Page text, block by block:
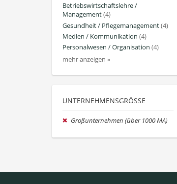
Betriebswirtschaftslehre /
Management(4)
Gesundheit / Pflegemanagement(4)
Medien / Kommunikation (4)
Personalwesen / Organisation (4)
mehr anzeigen »
UNTERNEHMENSGRÖSSE
Großunternehmen (über 1000 MA)